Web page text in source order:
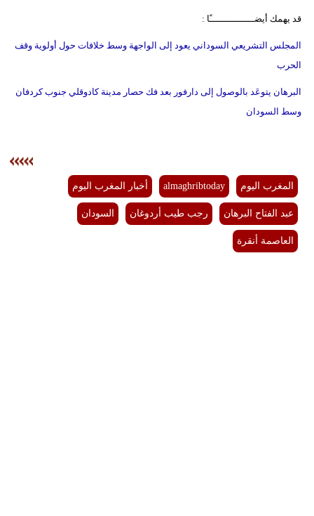
قد يهمك أيضــــــــــــــــًا :
المجلس التشريعي السوداني يعود إلى الواجهة وسط خلافات حول أولوية وقف
الحرب
البرهان يتوعَد بالوصول إلى دارفور بعد فك حصار مدينة كادوقلي جنوب كردفان
وسط السودان
المغرب اليوم almaghribtoday أخبار المغرب اليوم
عبد الفتاح البرهان رجب طيب أردوغان السودان
العاصمة أنقرة